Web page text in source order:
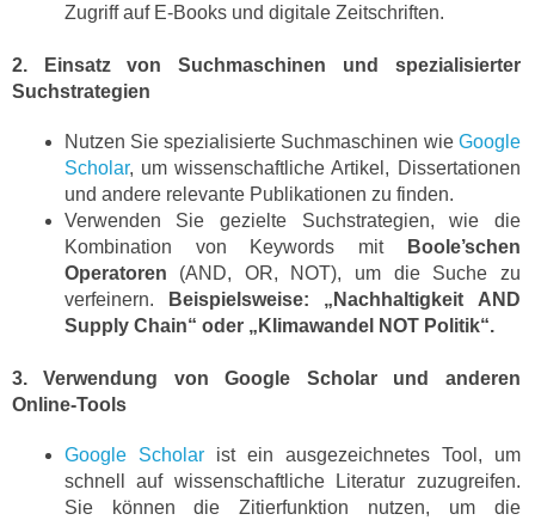
Zugriff auf E-Books und digitale Zeitschriften.
2. Einsatz von Suchmaschinen und spezialisierter
Suchstrategien
Nutzen Sie spezialisierte Suchmaschinen wie Google
Scholar, um wissenschaftliche Artikel, Dissertationen
und andere relevante Publikationen zu finden.
Verwenden Sie gezielte Suchstrategien, wie die
Kombination von Keywords mit
Boole’schen
Operatoren (AND, OR, NOT), um die Suche zu
verfeinern.
Beispielsweise: „Nachhaltigkeit AND
Supply Chain“ oder „Klimawandel NOT Politik“.
3. Verwendung von Google Scholar und anderen
Online-Tools
Google Scholar ist ein ausgezeichnetes Tool, um
schnell auf wissenschaftliche Literatur zuzugreifen.
Sie können die Zitierfunktion nutzen, um die